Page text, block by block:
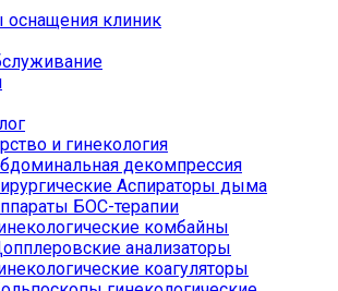
оснащения клиник
и гинекология
декомпрессия
Аспираторы дыма
БОС-терапии
комбайны
анализаторы
коагуляторы